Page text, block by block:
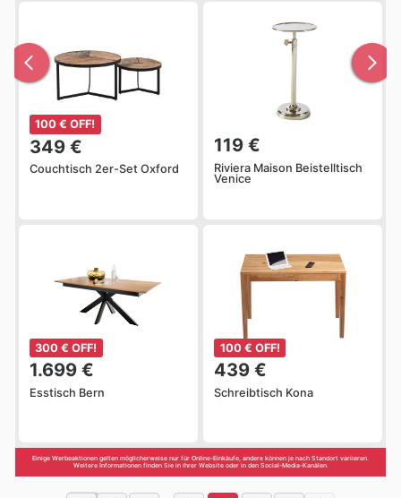
100 € OFF!
349 €
Couchtisch 2er-Set Oxford
119 €
Riviera Maison Beistelltisch
Venice
300 € OFF!
1.699 €
Esstisch Bern
100 € OFF!
439 €
Schreibtisch Kona
Einige Werbeaktionen gelten möglicherweise nur für Online-Einkäufe, andere können je nach Standort variieren.
Weitere Informationen finden Sie in ihrer Website oder in den Social-Media-Kanälen.